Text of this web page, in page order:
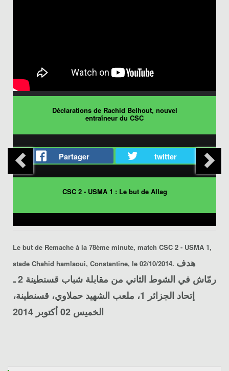
Déclarations de Rachid Belhout, nouvel
entraîneur du CSC
Partager twitter
CSC 2 - USMA 1 : Le but de Allag
Le but de Remache à la 78ème minute, match CSC 2 - USMA 1,
stade Chahid hamlaoui, Constantine, le 02/10/2014. هدف
رمّاش في الشوط الثاني من مقابلة شباب قسنطينة 2 ـ
إتحاد الجزائر 1، ملعب الشهيد حملاوي، قسنطينة،
الخميس 02 أكتوبر 2014